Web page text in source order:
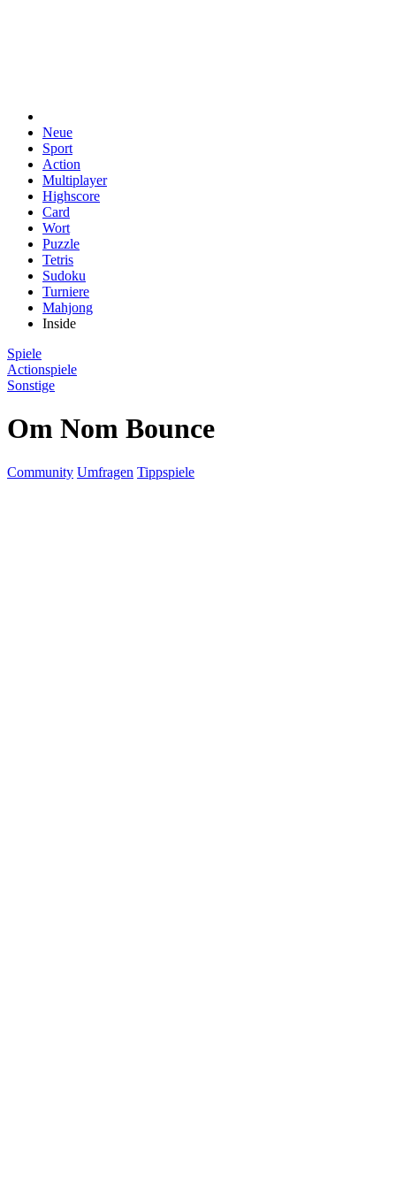
Neue
Sport
Action
Multiplayer
Highscore
Card
Wort
Puzzle
Tetris
Sudoku
Turniere
Mahjong
Inside
Spiele
Actionspiele
Sonstige
Om Nom Bounce
Community Umfragen Tippspiele